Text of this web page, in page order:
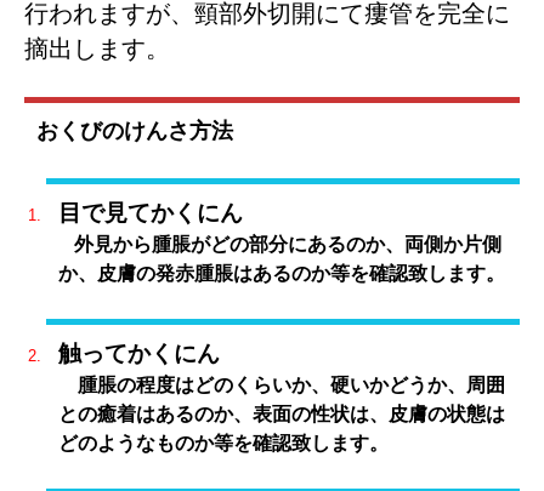
行われますが、頸部外切開にて瘻管を完全に
摘出します。
おくびのけんさ方法
目で見てかくにん
外見から腫脹がどの部分にあるのか、両側か片側
か、皮膚の発赤腫脹はあるのか等を確認致します。
触ってかくにん
腫脹の程度はどのくらいか、硬いかどうか、周囲
との癒着はあるのか、表面の性状は、皮膚の状態は
どのようなものか等を確認致します。